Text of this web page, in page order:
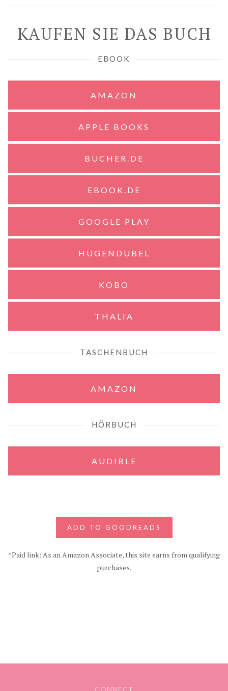
KAUFEN SIE DAS BUCH
EBOOK
AMAZON
APPLE BOOKS
BUCHER.DE
EBOOK.DE
GOOGLE PLAY
HUGENDUBEL
KOBO
THALIA
TASCHENBUCH
AMAZON
HÖRBUCH
AUDIBLE
ADD TO GOODREADS
*Paid link: As an Amazon Associate, this site earns from qualifying
purchases.